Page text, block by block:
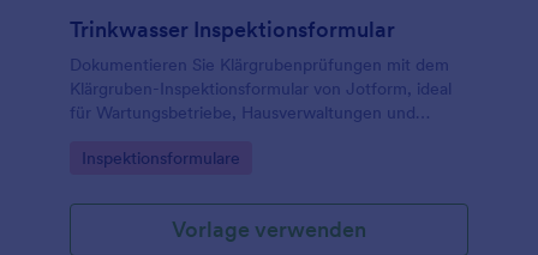
Trinkwasser Inspektionsformular
Dokumentieren Sie Klärgrubenprüfungen mit dem
Klärgruben-Inspektionsformular von Jotform, ideal
für Wartungsbetriebe, Hausverwaltungen und
Formularantworten zentral zu bündeln.
Go to Category:
Inspektionsformulare
Vorlage verwenden